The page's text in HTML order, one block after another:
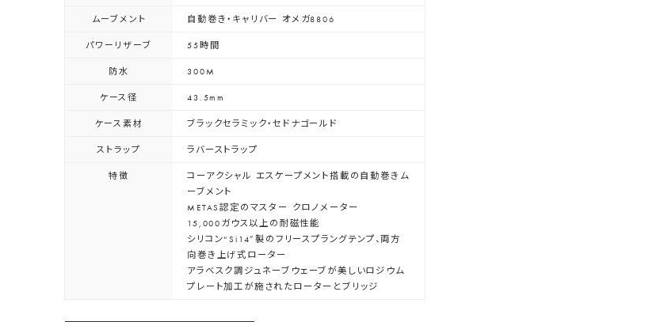
ムーブメント 自動巻き・キャリバー オメガ8806
パワーリザーブ 55時間
防水 300M
ケース径 43.5mm
ケース素材 ブラックセラミック・セドナゴールド
ストラップ ラバーストラップ
特徴
コーアクシャル エスケープメント搭載の自動巻きム
ーブメント
METAS認定のマスター クロノメーター
15,000ガウス以上の耐磁性能
シリコン“Si14”製のフリースプラングテンプ、両方
向巻き上げ式ローター
アラベスク調ジュネーブウェーブが美しいロジウム
プレート加工が施されたローターとブリッジ